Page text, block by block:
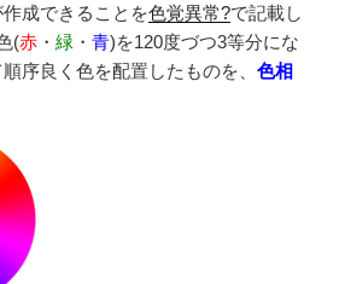
成できることを色覚異常?で記載し
(赤 ・ 緑 ・ 青)を120度づつ3等分にな
序良く色を配置したものを、 色相